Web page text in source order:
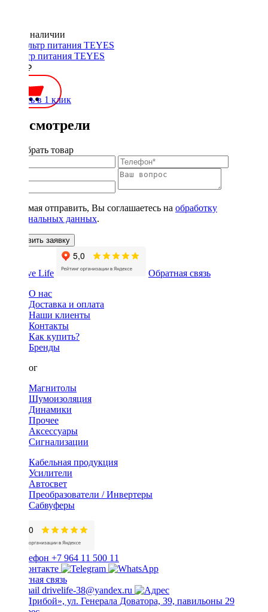
Нет в наличии
Фильтр питания TEYES
1650 ₽
Купить в 1 клик
Вы смотрели
Подобрать товар
Нажимая отправить, Вы соглашаетесь на обработку
персональных данных.
Оставить заявку
Обратная связь
О нас
Доставка и оплата
Наши клиенты
Контакты
Как купить?
Бренды
Каталог
Магнитолы
Шумоизоляция
Динамики
Прочее
Аксессуары
Сигнализации
Кабельная продукция
Усилители
Автосвет
Преобразователи / Инвертеры
Сабвуферы
+7 964 11 500 11
Обратная связь
drivelife-38@yandex.ru
ТЦ «Прибой», ул. Генерала Доватора, 39, павильоны 29